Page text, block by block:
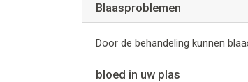
Blaasproblemen
Door de behandeling kunnen
bloed in uw plas